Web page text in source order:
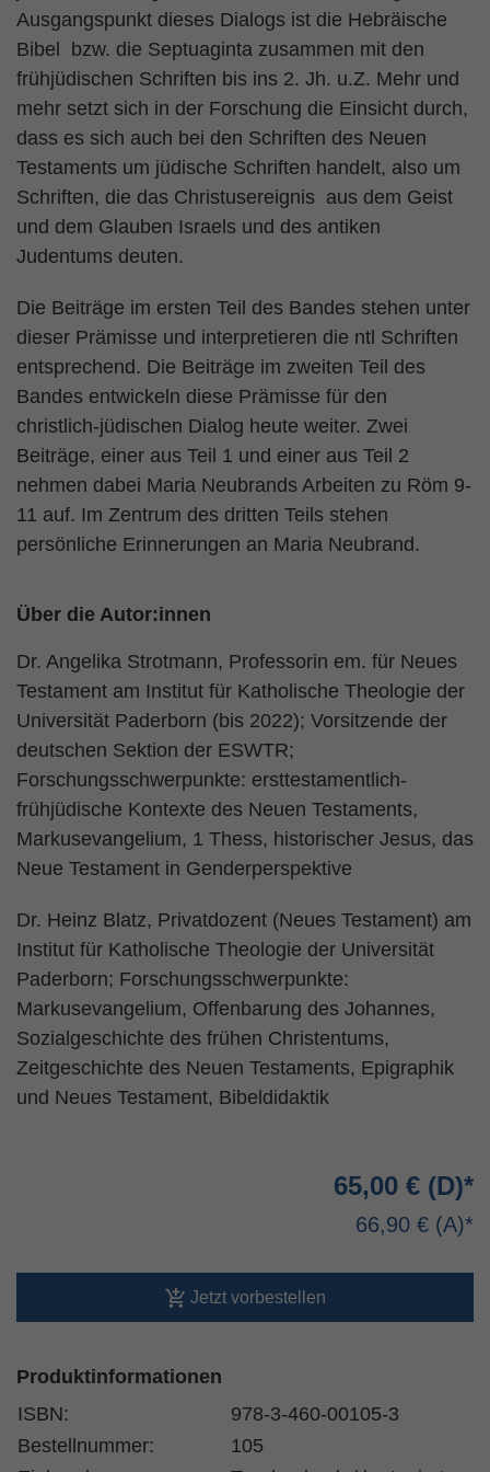
Ausgangspunkt dieses Dialogs ist die Hebräische
Bibel bzw. die Septuaginta zusammen mit den
frühjüdischen Schriften bis ins 2. Jh. u.Z. Mehr und
mehr setzt sich in der Forschung die Einsicht durch,
dass es sich auch bei den Schriften des Neuen
Testaments um jüdische Schriften handelt, also um
Schriften, die das Christusereignis aus dem Geist
und dem Glauben Israels und des antiken
Judentums deuten.
Die Beiträge im ersten Teil des Bandes stehen unter
dieser Prämisse und interpretieren die ntl Schriften
entsprechend. Die Beiträge im zweiten Teil des
Bandes entwickeln diese Prämisse für den
christlich-jüdischen Dialog heute weiter. Zwei
Beiträge, einer aus Teil 1 und einer aus Teil 2
nehmen dabei Maria Neubrands Arbeiten zu Röm 9-
11 auf. Im Zentrum des dritten Teils stehen
persönliche Erinnerungen an Maria Neubrand.
Über die Autor:innen
Dr. Angelika Strotmann, Professorin em. für Neues
Testament am Institut für Katholische Theologie der
Universität Paderborn (bis 2022); Vorsitzende der
deutschen Sektion der ESWTR;
Forschungsschwerpunkte: ersttestamentlich-
frühjüdische Kontexte des Neuen Testaments,
Markusevangelium, 1 Thess, historischer Jesus, das
Neue Testament in Genderperspektive
Dr. Heinz Blatz, Privatdozent (Neues Testament) am
Institut für Katholische Theologie der Universität
Paderborn; Forschungsschwerpunkte:
Markusevangelium, Offenbarung des Johannes,
Sozialgeschichte des frühen Christentums,
Zeitgeschichte des Neuen Testaments, Epigraphik
und Neues Testament, Bibeldidaktik
65,00 €
66,90 €
Jetzt vorbestellen
Produktinformationen
ISBN:
978-3-460-00105-3
Bestellnummer:
105